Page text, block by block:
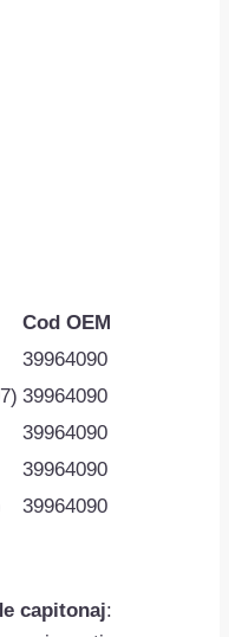
Cod OEM
39964090
39964090
39964090
39964090
39964090
capitonaj: